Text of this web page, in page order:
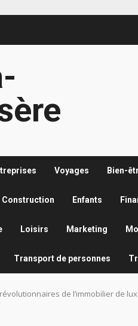
Voyages Bien-
Construction Enfants
Loisirs Marketing
Transport de personnes
de l’immobilier de